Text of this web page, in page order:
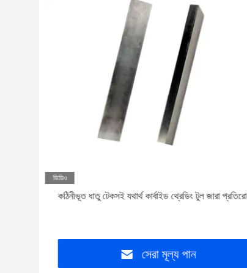
ভিডিও
কঠিনীভূত ধাতু টেকসই যথার্থ কার্বাইড থ্রেডিং টুল জারা
সেরা মূল্য পান